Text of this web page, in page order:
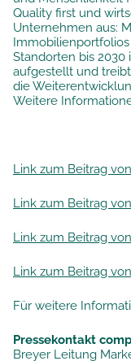
Quality first und
Unternehmen aus:
Standorten bis 2030
aufgestellt und
die
Weitere
Link zum Beitrag
Link zum Beitrag von
Link zum Beitrag
Link zum Beitrag
Für weitere
Pressekontakt
Breyer Leitung